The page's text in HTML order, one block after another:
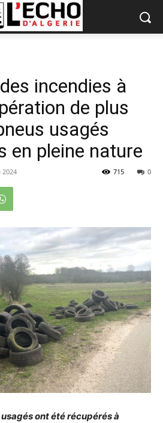
incendies à
de plus
usagés
en pleine nature
2024 0
715
ont été récupérés à